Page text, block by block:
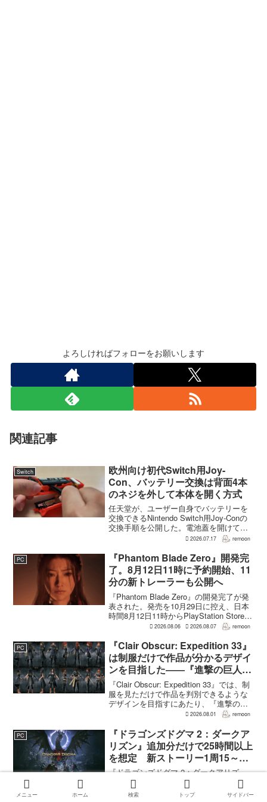
よろしければフォローをお願いします
関連記事
Switch
欧州向け初代Switch用Joy-
Con、バッテリー交換は背面4本
のネジを外して本体を開く方式
任天堂が、ユーザー自身でバッテリーを
交換できるNintendo Switch用Joy-Conの
交換手順を公開した。電池蓋を開けて入
れ替える方式ではなく、背面のネジ4本を
ケーブルを取り外す必要がある。この
改...
2026.07.17 remoon
PC
『Phantom Blade Zero』開発完
了。8月12日11時に予約開始、11
分の新トレーラーも公開へ
『Phantom Blade Zero』の開発完了が発
表された。発売を10月29日に控え、日本
時間8月12日11時からPlayStation Store、
Steam、Epic Games Storeで予約受付が
2026.08.06 2026.08.07 remoon
PC
『Clair Obscur: Expedition 33』
は制服だけで作品が分かるデザイ
ンを目指した――『進撃の巨人』
の制服と『BLEACH』のキャラ
造形が影響
『Clair Obscur: Expedition 33』では、制
服を見ただけで作品を判別できるような
デザインを目指すにあたり、『進撃の巨
人』を参考にしたという。あわせて、キ
ルで印象に残るデザインから...
2026.08.01 remoon
PC
『ドラゴンズドグマ 2：ダークア
リズン』追加分だけで25時間以上
を想定 新ストーリー1周15～20
時間、12種ダンジョンは各30分
～1時間
『ドラゴンズドグマ 2：ダークアリズ
ン』は、追加コンテンツ全体で25時間以
上のプレイ時間を想定している。新エリ
メニュー ホーム 検索 トップ サイドバー